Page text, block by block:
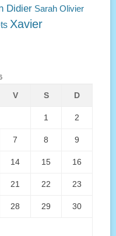
Didier Sarah Olivier
Xavier
V S D
1 2
7 8 9
14 15 16
21 22 23
28 29 30